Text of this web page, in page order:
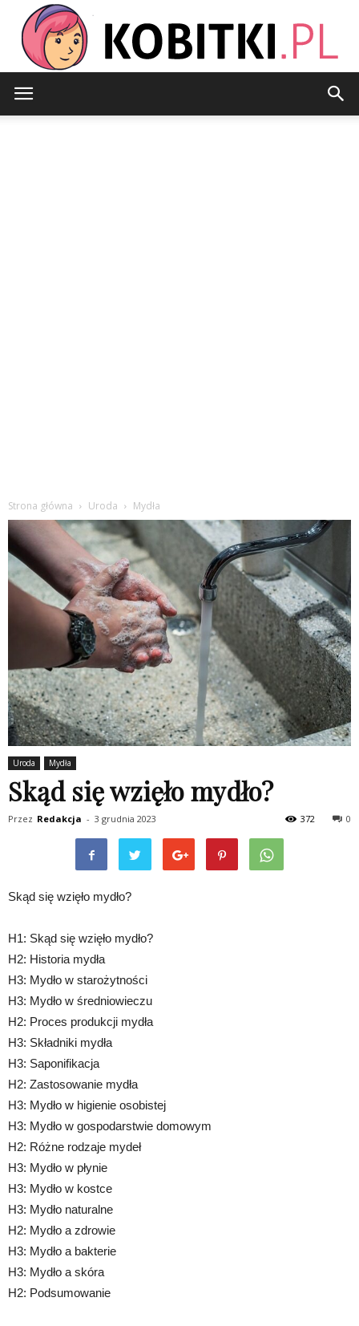
Strona główna Uroda Mydła
Uroda Mydła
Skąd się wzięło mydło?
Przez Redakcja - 3 grudnia 2023 0
372
Skąd się wzięło mydło?
H1: Skąd się wzięło mydło?
H2: Historia mydła
H3: Mydło w starożytności
H3: Mydło w średniowieczu
H2: Proces produkcji mydła
H3: Składniki mydła
H3: Saponifikacja
H2: Zastosowanie mydła
H3: Mydło w higienie osobistej
H3: Mydło w gospodarstwie domowym
H2: Różne rodzaje mydeł
H3: Mydło w płynie
H3: Mydło w kostce
H3: Mydło naturalne
H2: Mydło a zdrowie
H3: Mydło a bakterie
H3: Mydło a skóra
H2: Podsumowanie